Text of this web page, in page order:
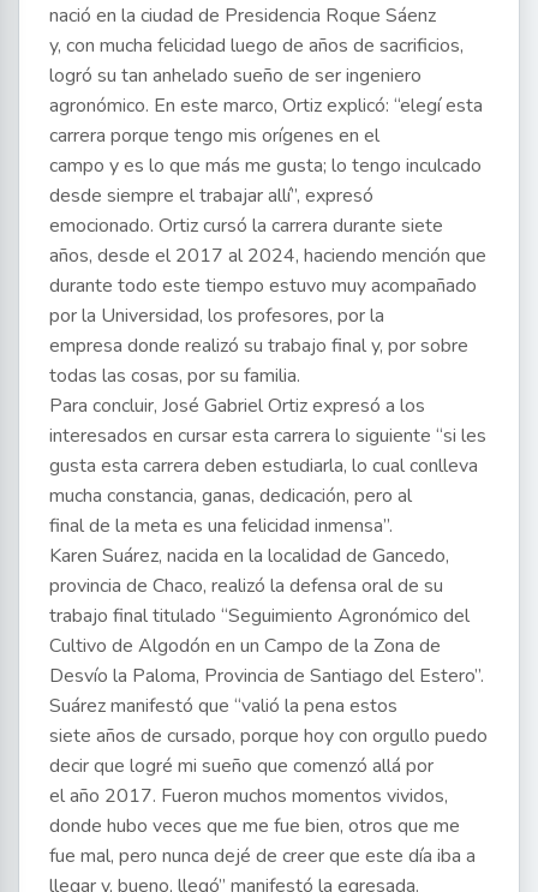
nació en la ciudad de Presidencia Roque Sáenz
y, con mucha felicidad luego de años de sacrificios,
logró su tan anhelado sueño de ser ingeniero
agronómico. En este marco, Ortiz explicó: “elegí esta
carrera porque tengo mis orígenes en el
campo y es lo que más me gusta; lo tengo inculcado
desde siempre el trabajar allí”, expresó
emocionado. Ortiz cursó la carrera durante siete
años, desde el 2017 al 2024, haciendo mención que
durante todo este tiempo estuvo muy acompañado
por la Universidad, los profesores, por la
empresa donde realizó su trabajo final y, por sobre
todas las cosas, por su familia.
Para concluir, José Gabriel Ortiz expresó a los
interesados en cursar esta carrera lo siguiente “si les
gusta esta carrera deben estudiarla, lo cual conlleva
mucha constancia, ganas, dedicación, pero al
final de la meta es una felicidad inmensa”.
Karen Suárez, nacida en la localidad de Gancedo,
provincia de Chaco, realizó la defensa oral de su
trabajo final titulado “Seguimiento Agronómico del
Cultivo de Algodón en un Campo de la Zona de
Desvío la Paloma, Provincia de Santiago del Estero”.
Suárez manifestó que “valió la pena estos
siete años de cursado, porque hoy con orgullo puedo
decir que logré mi sueño que comenzó allá por
el año 2017. Fueron muchos momentos vividos,
donde hubo veces que me fue bien, otros que me
fue mal, pero nunca dejé de creer que este día iba a
llegar y, bueno, llegó” manifestó la egresada.